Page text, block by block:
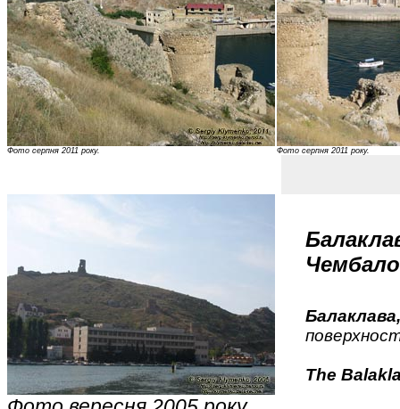
Фото серпня 2011 року. Фото серпня 2011 року.
Чембало
The